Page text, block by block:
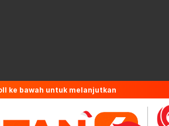
ke bawah untuk melanjutkan